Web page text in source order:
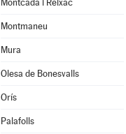
Montcada i Reixac
Montmaneu
Mura
Olesa de Bonesvalls
Orís
Palafolls